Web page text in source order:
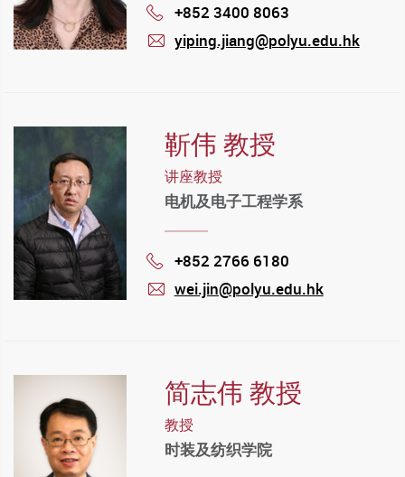
Phone
+852 3400 8063
yiping.jiang@polyu.edu.hk
靳伟 教授
讲座教授
电机及电子工程学系
Phone
+852 2766 6180
wei.jin@polyu.edu.hk
简志伟 教授
教授
时装及纺织学院